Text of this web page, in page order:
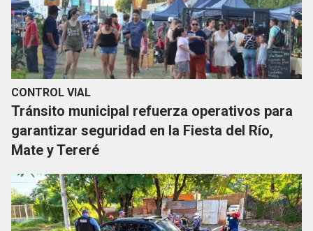
CONTROL VIAL
Tránsito municipal refuerza operativos para
garantizar seguridad en la Fiesta del Río,
Mate y Tereré